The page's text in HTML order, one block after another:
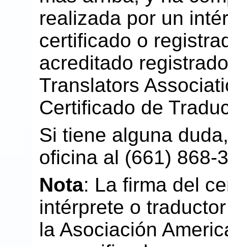
realizada por un
certificado o
acreditado
Translators
Certificado de
Si tiene alguna
oficina al (661) 868-
Nota: La firma del
intérprete o
la Asociación